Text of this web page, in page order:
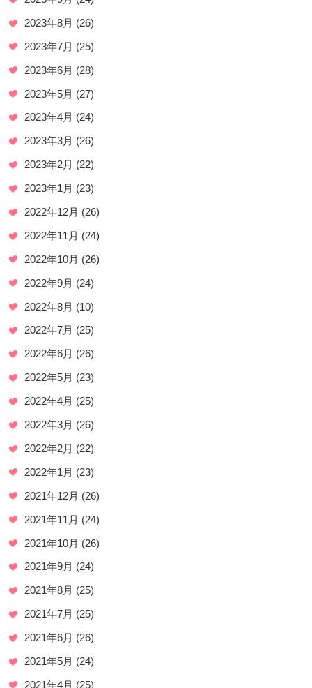
2023年8月 (26)
2023年7月 (25)
2023年6月 (28)
2023年5月 (27)
2023年4月 (24)
2023年3月 (26)
2023年2月 (22)
2023年1月 (23)
2022年12月 (26)
2022年11月 (24)
2022年10月 (26)
2022年9月 (24)
2022年8月 (10)
2022年7月 (25)
2022年6月 (26)
2022年5月 (23)
2022年4月 (25)
2022年3月 (26)
2022年2月 (22)
2022年1月 (23)
2021年12月 (26)
2021年11月 (24)
2021年10月 (26)
2021年9月 (24)
2021年8月 (25)
2021年7月 (25)
2021年6月 (26)
2021年5月 (24)
2021年4月 (25)